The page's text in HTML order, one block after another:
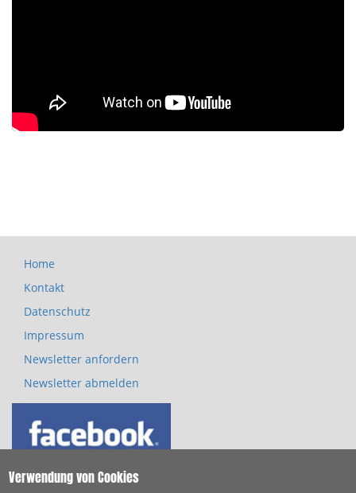
Footer
menu
Home
Kontakt
Datenschutz
Impressum
Newsletter anfordern
Newsletter abmelden
Verwendung von Cookies